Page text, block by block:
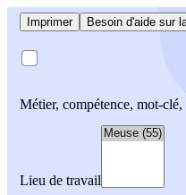
Imprimer Besoin d'aide sur
Métier, compétence, mot-
Lieu de travail